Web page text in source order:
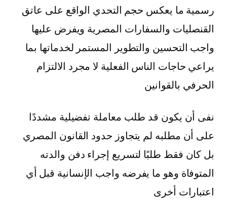
رسمية ما يعكس حجم التحدي الواقع على عاتق
القنصليات والسفارات المصرية ويفرض عليها
واجب التحسين والتطوير المستمر لخدماتها بما
يراعي حاجات الناس الفعلية لا مجرد الالتزام
الحرفي بالقوانين
نفى أن يكون قد طلب معاملة تفضيلية مشددًا
على أن مطلبه لم يتجاوز حدود القانون المصري
بل كان فقط طلبًا لتسريع إجراء دفن والدته
المتوفاة وهو ما يفرضه واجب الإنسانية قبل أي
اعتبارات أخرى